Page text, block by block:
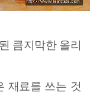
큼지막한 올리
재료를 쓰는 것